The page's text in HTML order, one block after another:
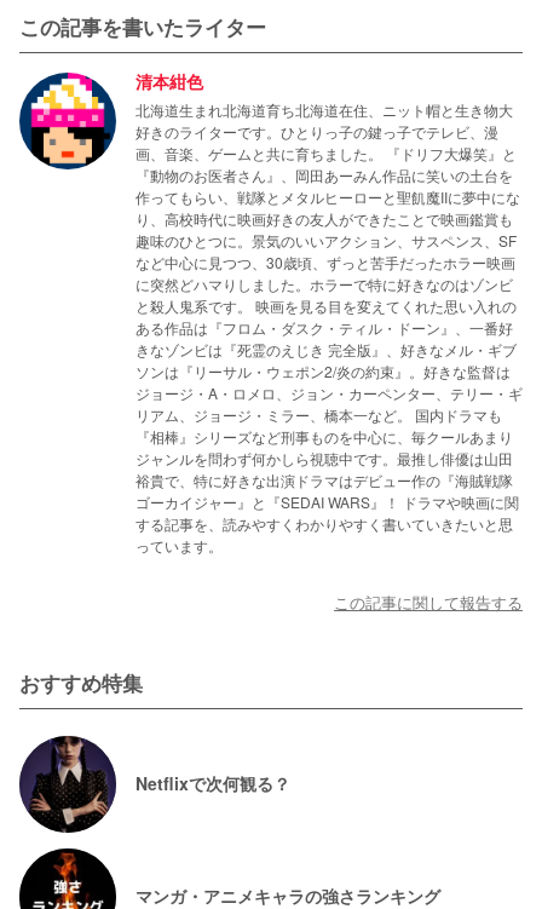
は韓国のスタジオドラゴンです。本作のほかにチ・チャン
ウク主演『僕を溶かしてくれ』(2019年)や世界中で話題に
なった『愛の不時着』(2019年)を制作
ビ」(2016年)、『知ってるワイフ』(2018年)などの企画も
おこなっています。
この記事を書いたライター
清本紺色
北海道生まれ北海道育ち北海道在住、ニット帽と生き物大
好きのライターです。ひとりっ子の鍵っ子でテレビ、漫
画、音楽、ゲームと共に育ちました。 『ドリフ大爆笑』と
『動物のお医者さん』、岡田あーみん作品に笑いの土台を
作ってもらい、戦隊とメタルヒーローと聖飢魔IIに夢中にな
り、高校時代に映画好きの友人ができたことで映画鑑賞も
趣味のひとつに。景気のいいアクション、サスペンス、SF
など中心に見つつ、30歳頃、ずっと苦手だったホラー映画
に突然どハマりしました。ホラーで特に好きなのはゾンビ
と殺人鬼系です。 映画を見る目を変えてくれた思い入れの
ある作品は『フロム・ダスク・ティル・ドーン』、一番好
きなゾンビは『死霊のえじき 完全版』、好きなメル・ギブ
ソンは『リーサル・ウェポン2/炎の約束』。好きな監督は
ジョージ・A・ロメロ、ジョン・カーペンター、テリー・ギ
リアム、ジョージ・ミラー、橋本一など。 国内ドラマも
『相棒』シリーズなど刑事ものを中心に、毎クールあまり
ジャンルを問わず何かしら視聴中です。最推し俳優は山田
裕貴で、特に好きな出演ドラマはデビュー作の『海賊戦隊
ゴーカイジャー』と『SEDAI WARS』！ ドラマや映画に関
する記事を、読みやすくわかりやすく書いていきたいと思
っています。
この記事に関して報告する
おすすめ特集
Netflixで次何観る？
マンガ・アニメキャラの強さランキング